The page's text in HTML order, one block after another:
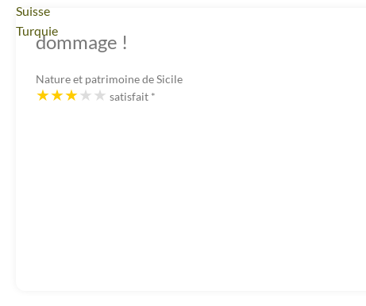
Voyage
Suisse
Voyage
Turquiedommage !
Nature et patrimoine de Sicile
satisfait *